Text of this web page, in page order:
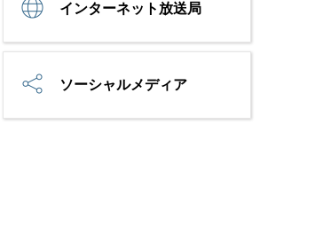
インターネット放送局
ソーシャルメディア